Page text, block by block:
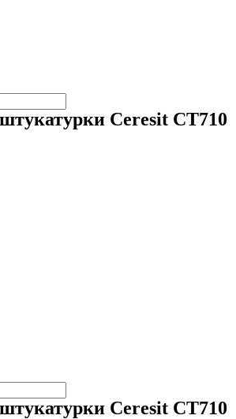
Ceresit CT710
Ceresit CT710